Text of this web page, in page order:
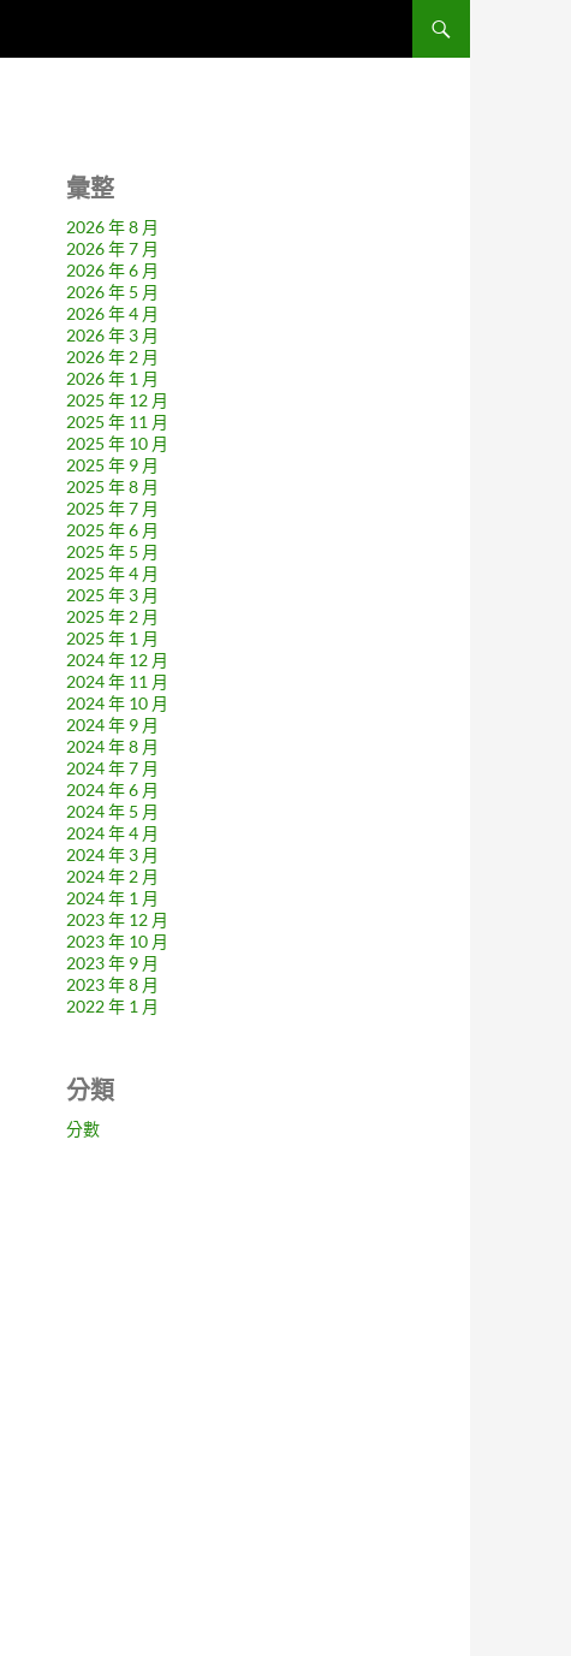
彙整
2026 年 8 月
2026 年 7 月
2026 年 6 月
2026 年 5 月
2026 年 4 月
2026 年 3 月
2026 年 2 月
2026 年 1 月
2025 年 12 月
2025 年 11 月
2025 年 10 月
2025 年 9 月
2025 年 8 月
2025 年 7 月
2025 年 6 月
2025 年 5 月
2025 年 4 月
2025 年 3 月
2025 年 2 月
2025 年 1 月
2024 年 12 月
2024 年 11 月
2024 年 10 月
2024 年 9 月
2024 年 8 月
2024 年 7 月
2024 年 6 月
2024 年 5 月
2024 年 4 月
2024 年 3 月
2024 年 2 月
2024 年 1 月
2023 年 12 月
2023 年 10 月
2023 年 9 月
2023 年 8 月
2022 年 1 月
分類
分數